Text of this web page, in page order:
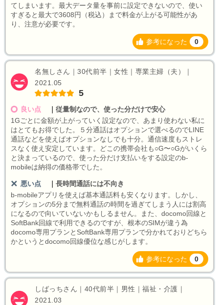
てしまいます。最大データ量を事前に設定できないので、使い
すぎると最大で3608円（税込）まで料金が上がる可能性があ
り、注意が必要です。
参考になった 0
名無しさん｜30代前半｜女性｜専業主婦（夫）｜
2021.05
5
良い点
従量制なので、使った分だけで安心
1Gごとに金額が上がっていく設定なので、あまり使わない私に
はとてもお得でした。５分通話はオプションで選べるのでLINE
通話などを使えばオプションなしでも十分。通信速度もストレ
スなく使え安定しています。どこの携帯会社も○G〜○Gがいくら
と決まっているので、使った分だけ支払いをする設定のb-
mobileは納得の価格帯でした。
悪い点
長時間通話には不向き
b-mobileアプリを使えば基本通話料も安くなります。しかし、
オプションの5分まで無料通話の時間を過ぎてしまう人には割高
になるので向いていないかもしるません。また、docomo回線と
SoftBank回線で利用できるのですが、根本のSIMが違う為
docomo専用プランとSoftBank専用プランで分かれておりどちら
かというとdocomo回線優位な感じがします。
参考になった 0
しばっちさん｜40代前半｜男性｜福祉・介護｜
2021.03